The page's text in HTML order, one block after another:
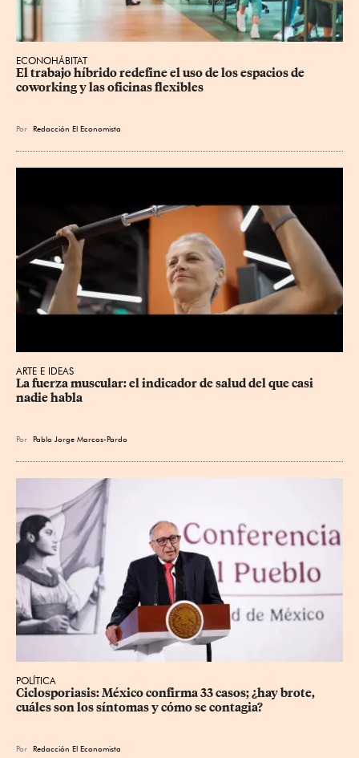
ECONOHÁBITAT
El trabajo híbrido redefine el uso de los espacios de
coworking y las oficinas flexibles
Por Redacción El Economista
ARTE E IDEAS
La fuerza muscular: el indicador de salud del que casi
nadie habla
Por Pablo Jorge Marcos-Pardo
POLÍTICA
Ciclosporiasis: México confirma 33 casos; ¿hay brote,
cuáles son los síntomas y cómo se contagia?
Por Redacción El Economista